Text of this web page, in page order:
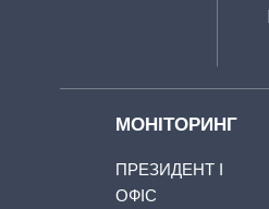
МОНІТОРИНГ
ПРЕЗИДЕНТ І
ОФІС